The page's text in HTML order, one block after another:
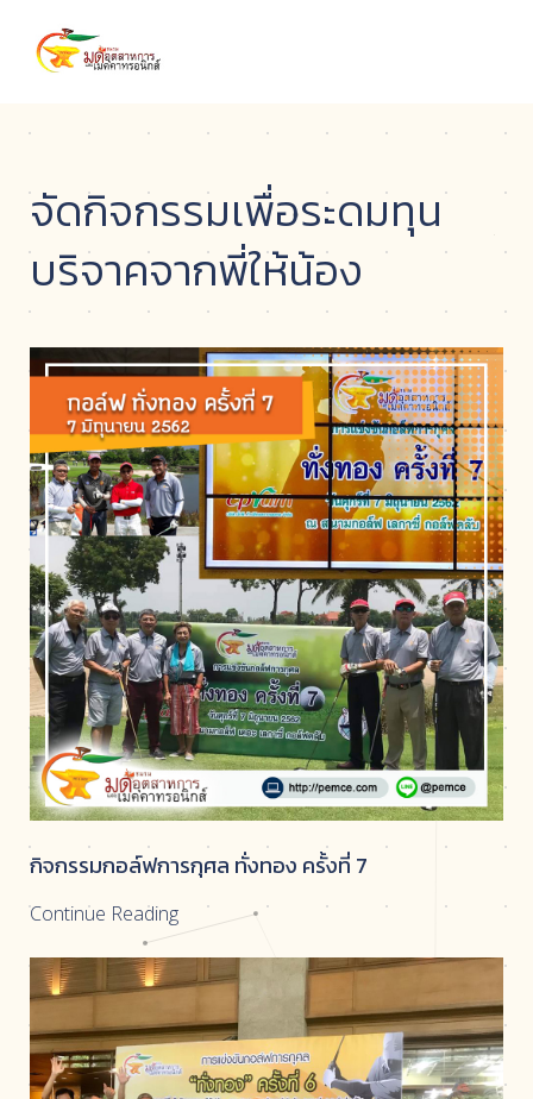
จัดกิจกรรมเพื่อระดมทุน
บริจาคจากพี่ให้น้อง
กิจกรรมกอล์ฟการกุศล ทั่งทอง ครั้งที่ 7
Continue Reading